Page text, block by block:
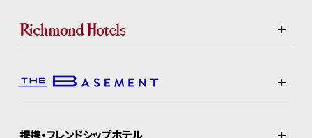
提携・フレンドシップホテル